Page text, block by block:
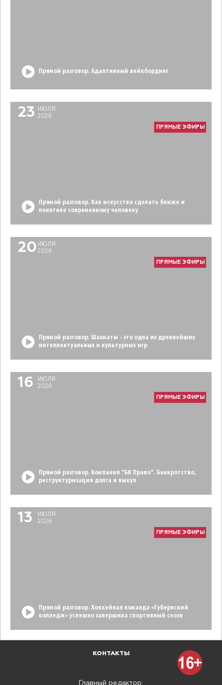
Прямой разговор. Адаптивный вейкбординг
23
ИЮЛЯ
2026
ПРЯМЫЕ ЭФИРЫ
Прямой разговор. Как искусство сделать ближе и
понятнее современному человеку
20 ИЮЛЯ
2026
ПРЯМЫЕ ЭФИРЫ
Прямой разговор. Шахматы - это одна из древнейших
интеллектуальных и культурных игр
16
ИЮЛЯ
2026
ПРЯМЫЕ ЭФИРЫ
Прямой разговор. Компания "БК Право". Банкротство,
реструктуризация долга и выкуп
13
ИЮЛЯ
2026
ПРЯМЫЕ ЭФИРЫ
Прямой разговор. Хоккейная команда «Губернский
колледж» успешно завершила спортивный сезон
КОНТАКТЫ
Главный редактор: